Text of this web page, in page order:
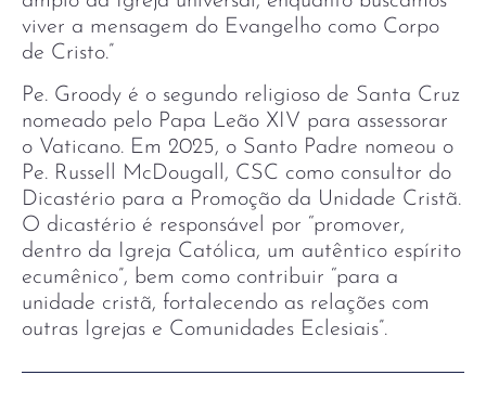
viver a mensagem do Evangelho como Corpo
de Cristo.”
Pe. Groody é o segundo religioso de Santa Cruz
nomeado pelo Papa Leão XIV para assessorar
o Vaticano. Em 2025, o Santo Padre nomeou o
Pe. Russell McDougall, CSC como consultor do
Dicastério para a Promoção da Unidade Cristã.
O dicastério é responsável por “promover,
dentro da Igreja Católica, um autêntico espírito
ecumênico”, bem como contribuir “para a
unidade cristã, fortalecendo as relações com
outras Igrejas e Comunidades Eclesiais”.